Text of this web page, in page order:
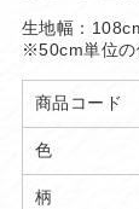
生地幅：
※50cm単位の
商品コード
色
柄